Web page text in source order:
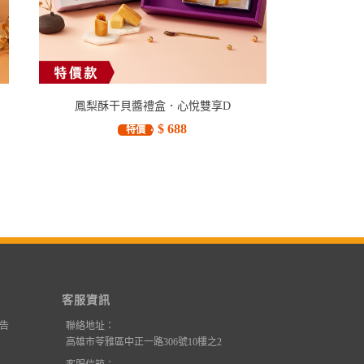
鳳梨酥干貝醬禮盒．心悅雙享D
特價 $ 688
客服資訊
聯絡地址：
高雄市苓雅區中正一路306號10樓之2